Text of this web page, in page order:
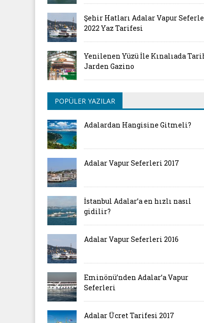
Şehir Hatları Adalar Vapur
2022 Yaz Tarifesi
Yenilenen Yüzü İle Kınalıada
Jarden Gazino
POPÜLER YAZILAR
Adalardan Hangisine Gitmeli?
Adalar Vapur Seferleri 2017
İstanbul Adalar’a en hızlı nasıl
gidilir?
Adalar Vapur Seferleri 2016
Eminönü’nden Adalar’a Vapur
Seferleri
Adalar Ücret Tarifesi 2017